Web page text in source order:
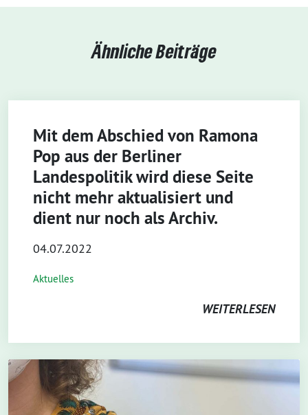
Ähnliche Beiträge
Mit dem Abschied von Ramona
Pop aus der Berliner
Landespolitik wird diese Seite
nicht mehr aktualisiert und
dient nur noch als Archiv.
04.07.2022
Aktuelles
WEITERLESEN